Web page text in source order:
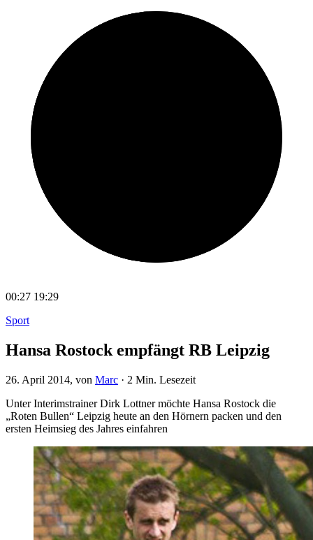
00:27 19:29
Sport
Hansa Rostock empfängt RB Leipzig
26. April 2014, von Marc · 2 Min. Lesezeit
Unter Interimstrainer Dirk Lottner möchte Hansa Rostock die
„Roten Bullen“ Leipzig heute an den Hörnern packen und den
ersten Heimsieg des Jahres einfahren